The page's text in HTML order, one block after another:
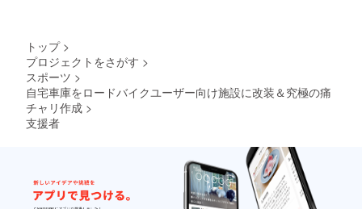
トップ >
プロジェクトをさがす >
スポーツ >
自宅車庫をロードバイクユーザー向け施設に改装＆究極の痛
チャリ作成 >
支援者